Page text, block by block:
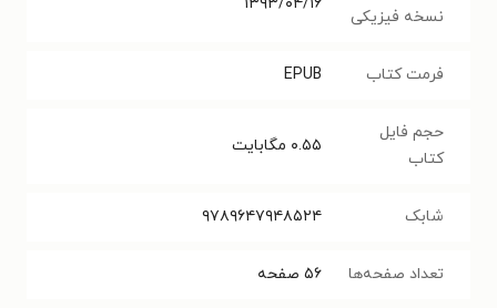
نسخه فیزیکی
فرمت کتاب EPUB
حجم فایل
کتاب
۰.۵۵ مگابایت
شابک ۹۷۸۹۶۴۷۹۴۸۵۲۴
تعداد صفحه‌ها ۵۶ صفحه